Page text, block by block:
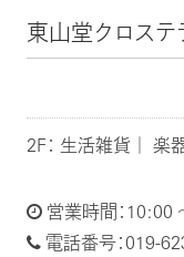
東山堂クロス
2F： 生活雑貨｜ 楽
営業時間：10:00
電話番号：019-